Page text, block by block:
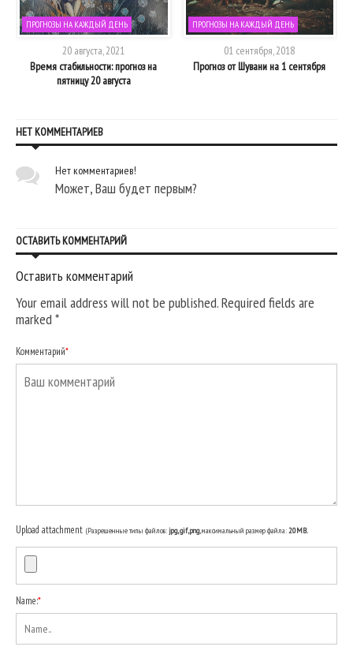
ПРОГНОЗЫ НА КАЖДЫЙ ДЕНЬ
20 августа, 2021
Время стабильности: прогноз на
пятницу 20 августа
ПРОГНОЗЫ НА КАЖДЫЙ ДЕНЬ
01 сентября, 2018
Прогноз от Шувани на 1 сентября
НЕТ КОММЕНТАРИЕВ
Нет комментариев!
Может, Ваш будет первым?
ОСТАВИТЬ КОММЕНТАРИЙ
Оставить комментарий
Your email address will not be published. Required fields are
marked*
Комментарий*
Upload attachment (Разрешенные типы файлов:jpg, gif, png, максимальный размер файла:20MB.
Name:*